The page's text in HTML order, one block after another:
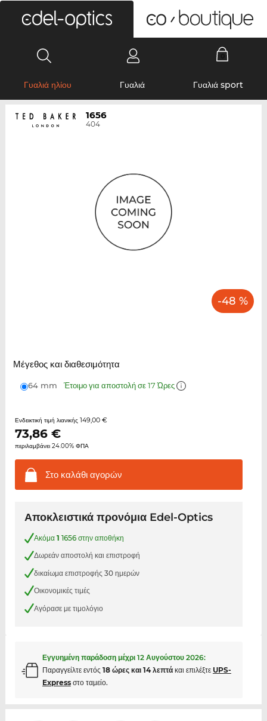
Γυαλιά ηλίου Γυαλιά Γυαλιά sport
1656
404
-48 %
Μέγεθος και διαθεσιμότητα
64 mm Έτοιμο για αποστολή σε 17 Ώρες
Ενδεικτική τιμή λιανικής 149,00 €
73,86€
περιλαμβάνει 24.00% ΦΠΑ
Στο καλάθιαγορών
Αποκλειστικά προνόμια Edel-Optics
Ακόμα 1 1656 στην αποθήκη
Δωρεάν αποστολή και επιστροφή
δικαίωμα επιστροφής 30 ημερών
Οικονομικές τιμές
Αγόρασε με τιμολόγιο
Εγγυημένη παράδοση μέχρι 12 Αυγούστου 2026:
Παραγγείλτε εντός 18 ώρες και 14 λεπτάκαι επιλέξτε UPS-
Expressστο ταμείο.